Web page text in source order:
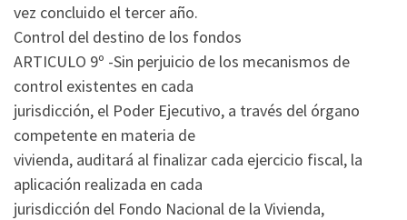
vez concluido el tercer año.
Control del destino de los fondos
ARTICULO 9º -Sin perjuicio de los mecanismos de
control existentes en cada
jurisdicción, el Poder Ejecutivo, a través del órgano
competente en materia de
vivienda, auditará al finalizar cada ejercicio fiscal, la
aplicación realizada en cada
jurisdicción del Fondo Nacional de la Vivienda,